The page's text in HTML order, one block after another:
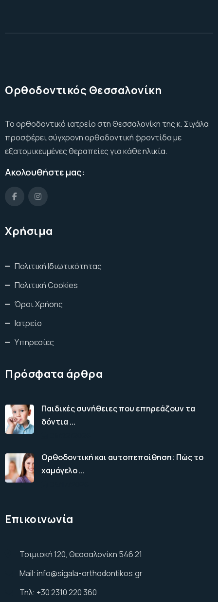
Ορθοδοντικός Θεσσαλονίκη
Το ορθοδοντικό ιατρείο στη Θεσσαλονίκη της κ. Σιγάλα
προσφέρει σύγχρονη ορθοδοντική φροντίδα με
εξατομικευμένες θεραπείες για κάθε ηλικία.
Ακολουθήστε μας:
Χρήσιμα
Πολιτική Ιδιωτικότητας
Πολιτική Cookies
Όροι Χρήσης
Ιατρείο
Υπηρεσίες
Πρόσφατα άρθρα
Παιδικές συνήθειες που επηρεάζουν τα
δόντια ...
Ορθοδοντική και αυτοπεποίθηση: Πώς το
χαμόγελο ...
Επικοινωνία
Τσιμισκή 120, Θεσσαλονίκη 546 21
Mail: info@sigala-orthodontikos.gr
Τηλ: +30 2310 220 360